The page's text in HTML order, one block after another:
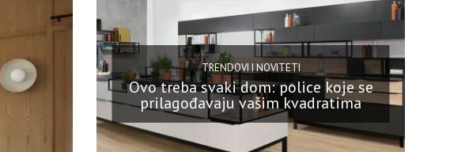
TRENDOVI I NOVITETI
Ovo treba svaki dom: police koje se
prilagođavaju vašim kvadratima